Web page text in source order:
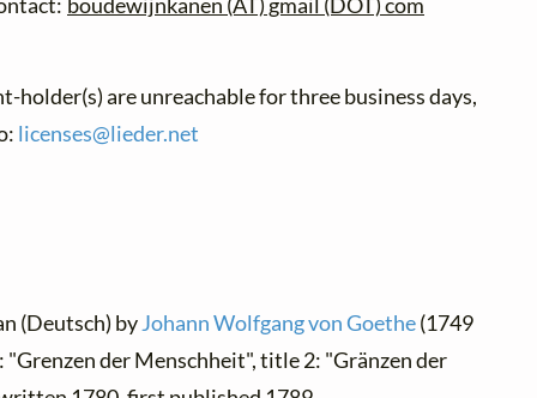
boudewijnkanen (AT) gmail (DOT) com
holder(s) are unreachable for three business days,
licenses@lieder.net
(Deutsch) byJohann Wolfgang von Goethe(1749
"Grenzen der Menschheit", title 2: "Gränzen der